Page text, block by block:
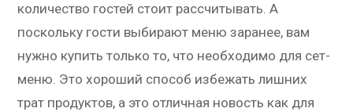
количество гостей стоит рассчитывать. А
поскольку гости выбирают меню заранее, вам
нужно купить только то, что необходимо для сет-
меню. Это хороший способ избежать лишних
трат продуктов, а это отличная новость как для